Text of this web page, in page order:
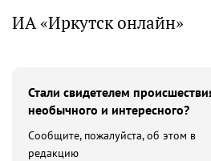
ИА «Иркутск онлайн»
Стали свидетелем
необычного и интересного?
Сообщите, пожалуйста, об этом в
редакцию